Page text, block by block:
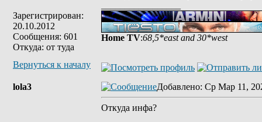
Зарегистрирован:
20.10.2012
Сообщения: 601
Откуда: от туда
Home TV:68,5*east and 30*west
Вернуться к началу
lola3 Добавлено: Ср Мар 11,
Откуда инфа?